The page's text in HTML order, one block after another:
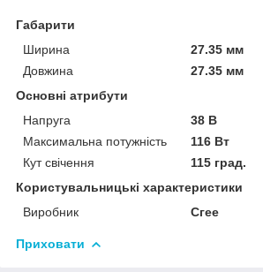
Габарити
Ширина
27.35 мм
Довжина
27.35 мм
Основні атрибути
Напруга
38 В
Максимальна потужність
116 Вт
Кут свічення
115 град.
Користувальницькі характеристики
Виробник
Сгее
Приховати